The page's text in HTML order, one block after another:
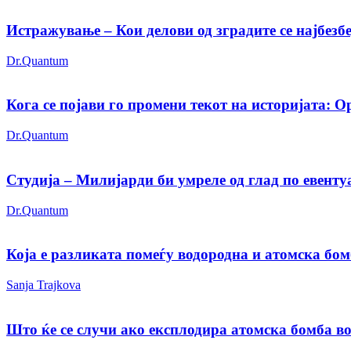
Истражување – Кои делови од зградите се
Dr.Quantum
Кога се појави го промени текот на историјата:
Dr.Quantum
Студија – Милијарди би умреле од глад по
Dr.Quantum
Која е разликата помеѓу водородна и атомска
Sanja Trajkova
Што ќе се случи ако експлодира атомска бомба